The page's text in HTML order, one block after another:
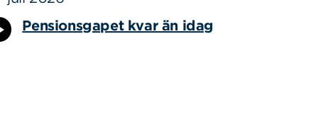
Pensionsgapet kvar än idag